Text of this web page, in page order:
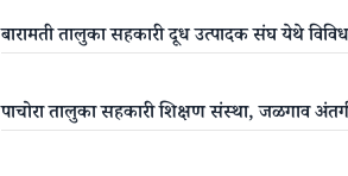
बारामती तालुका सहकारी दूध उत्पादक संघ येथे
पाचोरा तालुका सहकारी शिक्षण संस्था, जळगाव